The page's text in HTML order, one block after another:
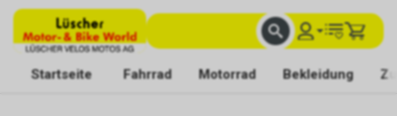
Startseite Fahrrad Motorrad Bekleidung